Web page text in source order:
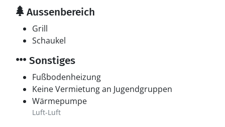
Aussenbereich
Grill
Schaukel
Sonstiges
Fußbodenheizung
Keine Vermietung an Jugendgruppen
Wärmepumpe
Luft-Luft